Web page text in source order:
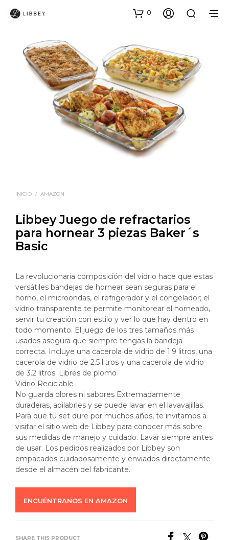
0
INICIO / AMAZON
Libbey Juego de refractarios
para hornear 3 piezas Baker´s
Basic
La revolucionaria composición del vidrio hace que estas
versátiles bandejas de hornear sean seguras para el
horno, el microondas, el refrigerador y el congelador; el
vidrio transparente te permite monitorear el horneado,
servir tu creación con estilo y ver lo que hay dentro en
todo momento. El juego de los tres tamaños más
usados asegura que siempre tengas la bandeja
correcta. Incluye una cacerola de vidrio de 1.9 litros, una
cacerola de vidrio de 2.5 litros y una cacerola de vidrio
de 3.2 litros. Libres de plomo
Vidrio Reciclable
No guarda olores ni sabores Extremadamente
duraderas, apilabrles y se puede lavar en el lavavajillas.
Para que tu set dure por muchos años, te invitamos a
visitar el sitio web de Libbey para conocer más sobre
sus medidas de manejo y cuidado. Lavar siempre antes
de usar. Los pedidos realizados por Libbey son
empacados cuidadosamente y enviados directamente
desde el almacén del fabricante.
ENCUÉNTRANOS EN AMAZON
SHARE THIS PRODUCT